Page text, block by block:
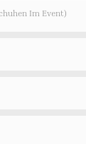
Im Event)